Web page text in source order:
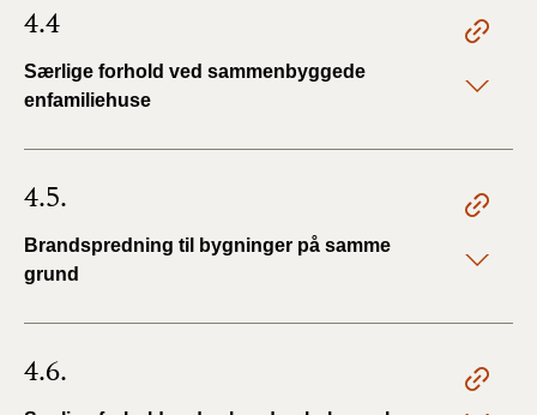
4.4
Særlige forhold ved sammenbyggede
enfamiliehuse
4.5.
Brandspredning til bygninger på samme
grund
4.6.